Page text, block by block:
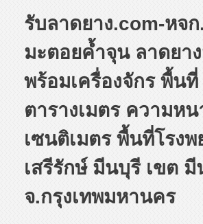
รับลาดยาง.com-หจก
มะตอยค้ำจุน ลาดยา
พร้อมเครื่องจักร พื้นที่
ตารางเมตร ความหน
เซนติเมตร พื้นที่โรงพ
เสรีรักษ์ มีนบุรี เขต มี
จ.กรุงเทพมหานคร